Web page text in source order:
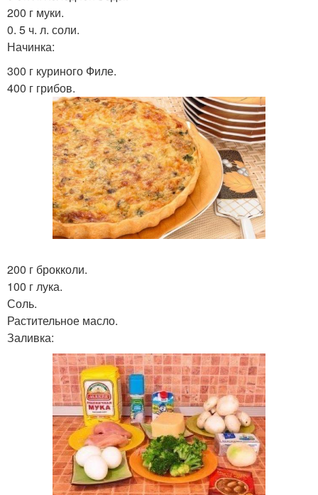
200 г муки.
0. 5 ч. л. соли.
Начинка:
300 г куриного Филе.
400 г грибов.
200 г брокколи.
100 г лука.
Соль.
Растительное масло.
Заливка: